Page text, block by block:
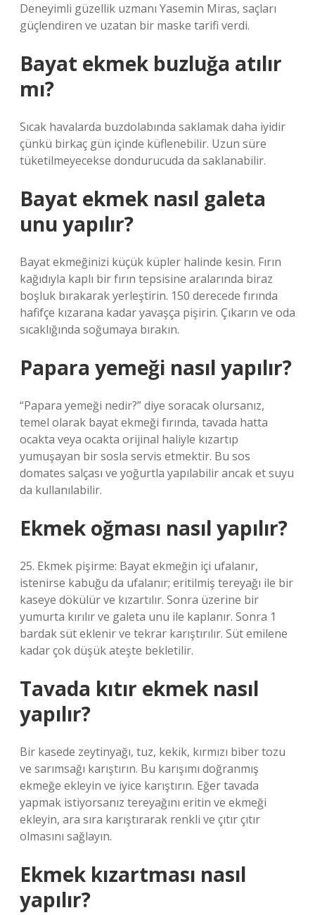
Deneyimli güzellik uzmanı Yasemin Miras, saçları
güçlendiren ve uzatan bir maske tarifi verdi.
Bayat ekmek buzluğa atılır
mı?
Sıcak havalarda buzdolabında saklamak daha iyidir
çünkü birkaç gün içinde küflenebilir. Uzun süre
tüketilmeyecekse dondurucuda da saklanabilir.
Bayat ekmek nasıl galeta
unu yapılır?
Bayat ekmeğinizi küçük küpler halinde kesin. Fırın
kağıdıyla kaplı bir fırın tepsisine aralarında biraz
boşluk bırakarak yerleştirin. 150 derecede fırında
hafifçe kızarana kadar yavaşça pişirin. Çıkarın ve oda
sıcaklığında soğumaya bırakın.
Papara yemeği nasıl yapılır?
“Papara yemeği nedir?” diye soracak olursanız,
temel olarak bayat ekmeği fırında, tavada hatta
ocakta veya ocakta orijinal haliyle kızartıp
yumuşayan bir sosla servis etmektir. Bu sos
domates salçası ve yoğurtla yapılabilir ancak et suyu
da kullanılabilir.
Ekmek oğması nasıl yapılır?
25. Ekmek pişirme: Bayat ekmeğin içi ufalanır,
istenirse kabuğu da ufalanır; eritilmiş tereyağı ile bir
kaseye dökülür ve kızartılır. Sonra üzerine bir
yumurta kırılır ve galeta unu ile kaplanır. Sonra 1
bardak süt eklenir ve tekrar karıştırılır. Süt emilene
kadar çok düşük ateşte bekletilir.
Tavada kıtır ekmek nasıl
yapılır?
Bir kasede zeytinyağı, tuz, kekik, kırmızı biber tozu
ve sarımsağı karıştırın. Bu karışımı doğranmış
ekmeğe ekleyin ve iyice karıştırın. Eğer tavada
yapmak istiyorsanız tereyağını eritin ve ekmeği
ekleyin, ara sıra karıştırarak renkli ve çıtır çıtır
olmasını sağlayın.
Ekmek kızartması nasıl
yapılır?